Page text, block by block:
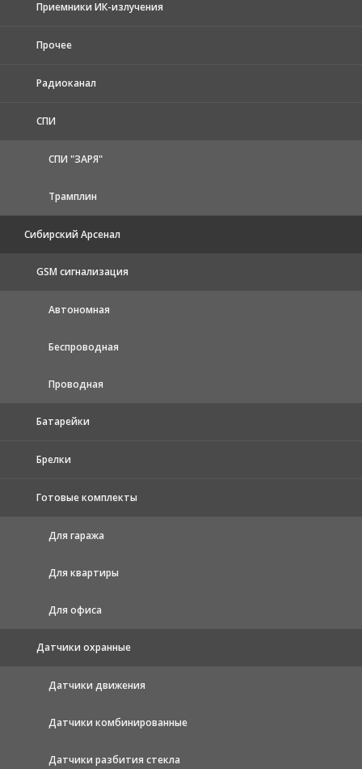
Приемники ИК-излучения
Прочее
Радиоканал
СПИ
СПИ "ЗАРЯ"
Трамплин
Сибирский Арсенал
GSM сигнализация
Автономная
Беспроводная
Проводная
Батарейки
Брелки
Готовые комплекты
Для гаража
Для квартиры
Для офиса
Датчики охранные
Датчики движения
Датчики комбинированные
Датчики разбития стекла